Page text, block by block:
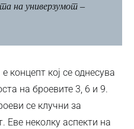
на универзумот –
концепт кој се однесува
на броевите 3, 6 и 9.
се клучни за
Еве неколку аспекти на